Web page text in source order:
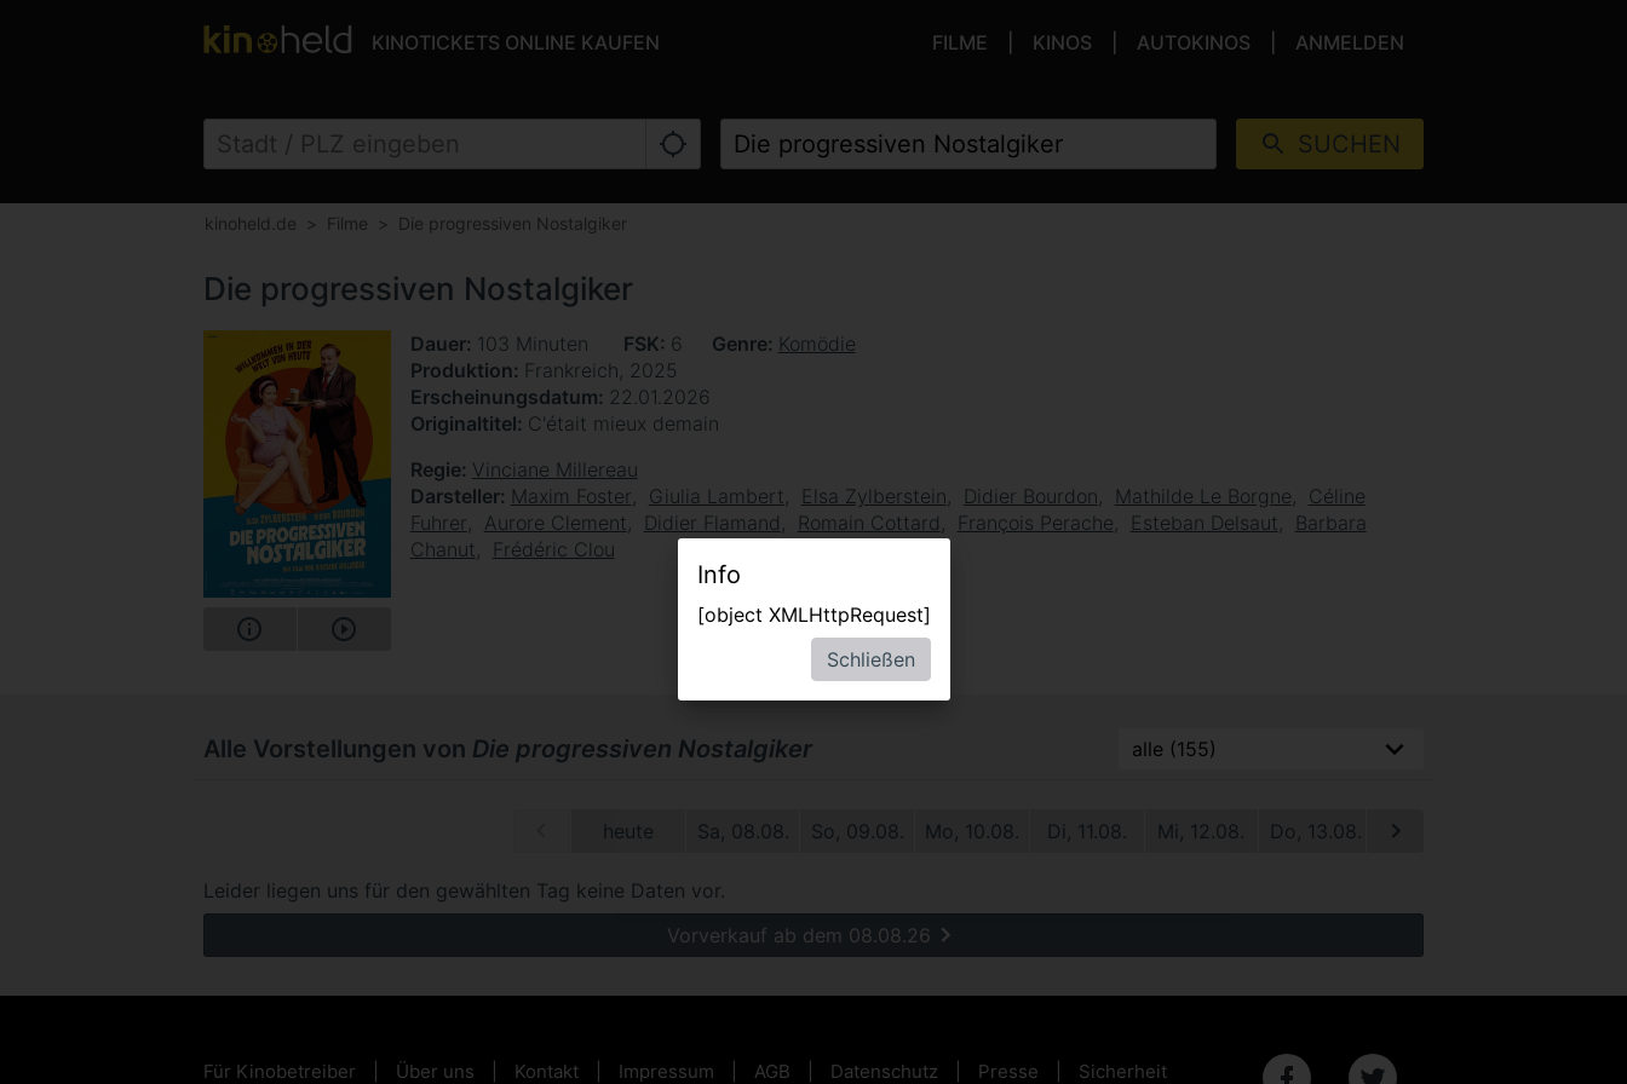
KINOTICKETS ONLINE KAUFEN FILME KINOS AUTOKINOS ANMELDEN
SUCHEN
kinoheld.de Filme Die progressiven Nostalgiker
Die progressiven Nostalgiker
Dauer 103 Minuten FSK 6 Genre Komödie
Produktion Frankreich, 2025
Erscheinungsdatum 22.01.2026
Originaltitel C'était mieux demain
Regie Vinciane Millereau
Darsteller Maxim Foster Giulia Lambert Elsa Zylberstein Didier Bourdon Mathilde Le Borgne
Céline
Fuhrer
Aurore Clement Didier Flamand Romain Cottard François Perache Esteban Delsaut
Barbara
Chanut
Frédéric Clou
Alle Vorstellungen von Die progressiven Nostalgiker
heute Sa, 08.08. So, 09.08. Mo, 10.08. Di, 11.08. Mi, 12.08. Do, 13.08. Fr, 14.08.
Leider liegen uns für den gewählten Tag keine Daten vor.
Vorverkauf ab dem 08.08.26
Für Kinobetreiber Über uns Kontakt Impressum AGB Datenschutz Presse Sicherheit
Info
[object XMLHttpRequest]
Schließen